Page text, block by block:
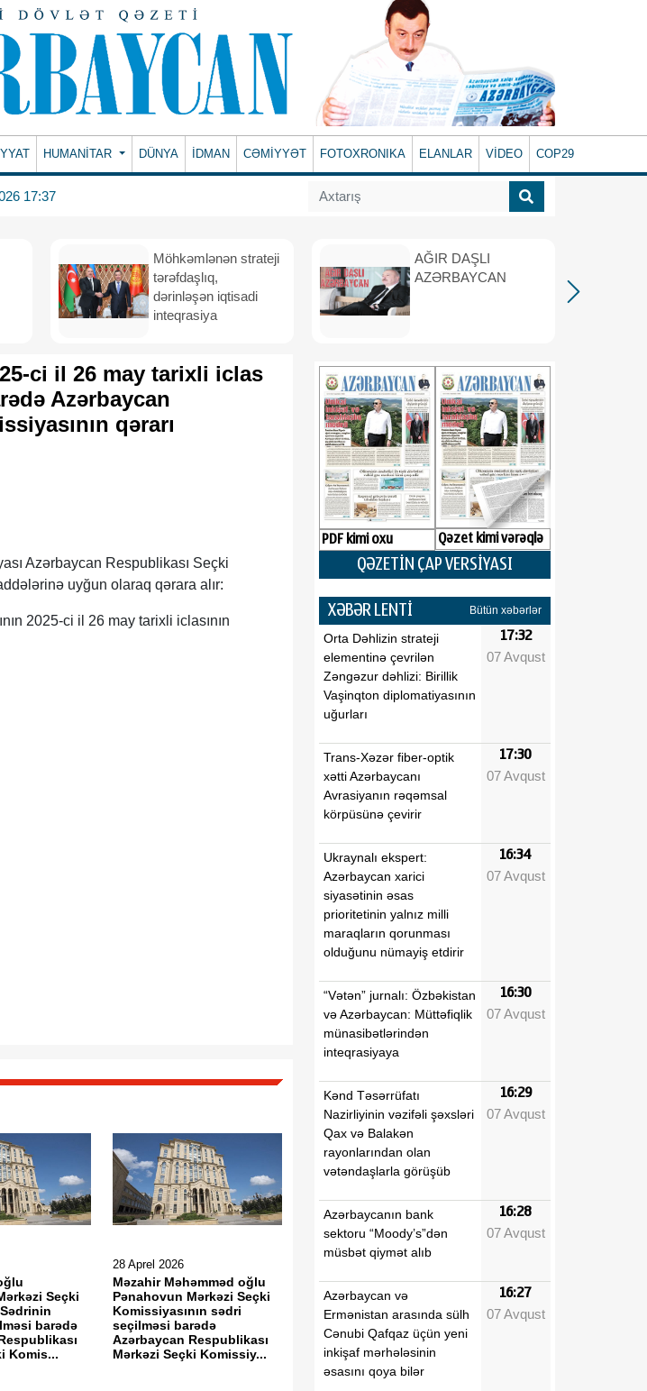
HUMANITAR DÜNYA İDMAN CƏMİYYƏT FOTOXRONIKA ELANLAR VİDEO COP29
17:37
Möhkəmlənən strateji
tərəfdaşlıq,
dərinləşən iqtisadi
inteqrasiya
AĞIR DAŞLI
AZƏRBAYCAN
ci il 26 may tarixli iclas
Azərbaycan
qərarı
Azərbaycan Respublikası Seçki
uyğun olaraq qərara alır:
2025-ci il 26 may tarixli iclasının
Seçki
barədə
Komis...
28 Aprel 2026
Məzahir Məhəmməd oğlu
Pənahovun Mərkəzi Seçki
Komissiyasının sədri
seçilməsi barədə
Azərbaycan Respublikası
Mərkəzi Seçki Komissiy...
PDF kimi oxu Qəzet kimi vərəqlə
QƏZETİN ÇAP VERSİYASI
XƏBƏR LENTİ Bütün xəbərlər
Orta Dəhlizin strateji
elementinə çevrilən
Zəngəzur dəhlizi: Birillik
Vaşinqton diplomatiyasının
uğurları
17:32
07 Avqust
Trans-Xəzər fiber-optik
xətti Azərbaycanı
Avrasiyanın rəqəmsal
körpüsünə çevirir
17:30
07 Avqust
Ukraynalı ekspert:
Azərbaycan xarici
siyasətinin əsas
prioritetinin yalnız milli
maraqların qorunması
olduğunu nümayiş etdirir
16:34
07 Avqust
“Vətən” jurnalı: Özbəkistan
və Azərbaycan: Müttəfiqlik
münasibətlərindən
inteqrasiyaya
16:30
07 Avqust
Kənd Təsərrüfatı
Nazirliyinin vəzifəli şəxsləri
Qax və Balakən
rayonlarından olan
vətəndaşlarla görüşüb
16:29
07 Avqust
Azərbaycanın bank
sektoru “Moody’s”dən
müsbət qiymət alıb
16:28
07 Avqust
Azərbaycan və
Ermənistan arasında sülh
Cənubi Qafqaz üçün yeni
inkişaf mərhələsinin
əsasını qoya bilər
16:27
07 Avqust